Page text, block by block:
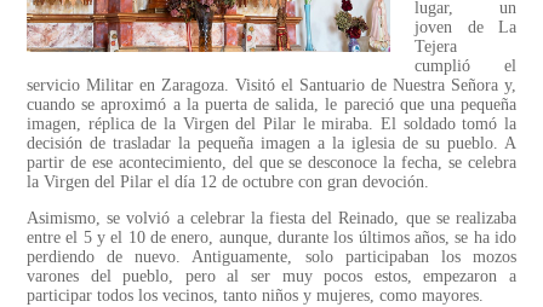
lugar, un
joven de La
Tejera
cumplió el
servicio Militar en Zaragoza. Visitó el Santuario de Nuestra Señora y,
cuando se aproximó a la puerta de salida, le pareció que una pequeña
imagen, réplica de la Virgen del Pilar le miraba. El soldado tomó la
decisión de trasladar la pequeña imagen a la iglesia de su pueblo. A
partir de ese acontecimiento, del que se desconoce la fecha, se celebra
la Virgen del Pilar el día 12 de octubre con gran devoción.
Asimismo, se volvió a celebrar la fiesta del Reinado, que se realizaba
entre el 5 y el 10 de enero, aunque, durante los últimos años, se ha ido
perdiendo de nuevo. Antiguamente, solo participaban los mozos
varones del pueblo, pero al ser muy pocos estos, empezaron a
participar todos los vecinos, tanto niños y mujeres, como mayores.